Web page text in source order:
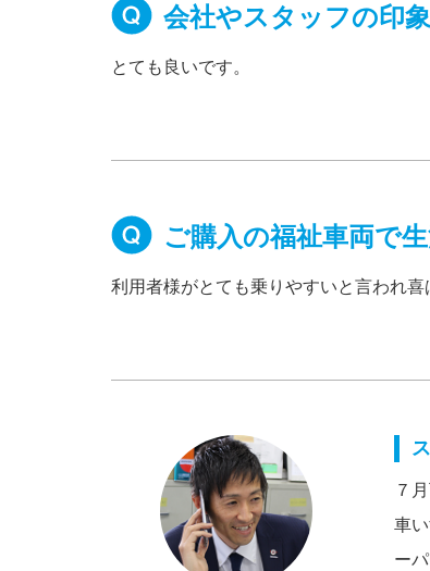
会社やスタッフの印
とても良いです。
ご購入の福祉車両で
利用者様がとても乗りやすいと言われ喜
７
車
ー